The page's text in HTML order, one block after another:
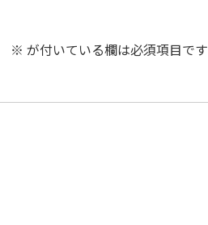
※ が付いている欄は必須項目です